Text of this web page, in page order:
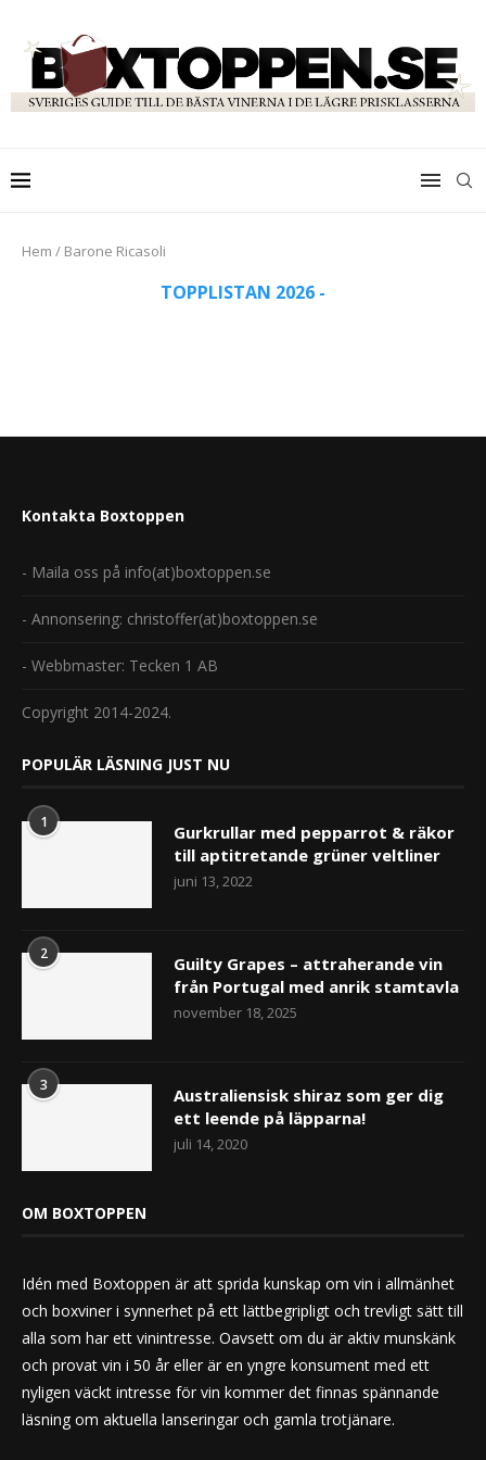
Hem / Barone Ricasoli
TOPPLISTAN 2026 -
Kontakta Boxtoppen
- Maila oss på info(at)boxtoppen.se
- Annonsering: christoffer(at)boxtoppen.se
- Webbmaster: Tecken 1 AB
Copyright 2014-2024.
POPULÄR LÄSNING JUST NU
1
Gurkrullar med pepparrot & räkor
till aptitretande grüner veltliner
juni 13, 2022
2
Guilty Grapes – attraherande vin
från Portugal med anrik stamtavla
november 18, 2025
3
Australiensisk shiraz som ger dig
ett leende på läpparna!
juli 14, 2020
OM BOXTOPPEN
Idén med Boxtoppen är att sprida kunskap om vin i allmänhet
och boxviner i synnerhet på ett lättbegripligt och trevligt sätt till
alla som har ett vinintresse. Oavsett om du är aktiv munskänk
och provat vin i 50 år eller är en yngre konsument med ett
nyligen väckt intresse för vin kommer det finnas spännande
läsning om aktuella lanseringar och gamla trotjänare.